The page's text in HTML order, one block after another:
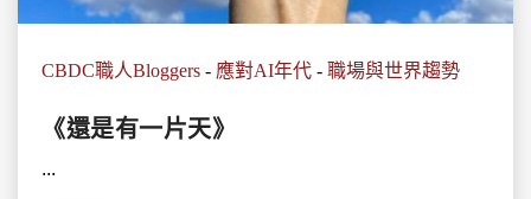
CBDC職人Bloggers - 應對AI年代 - 職場與世界趨勢
《還是有一片天》
...